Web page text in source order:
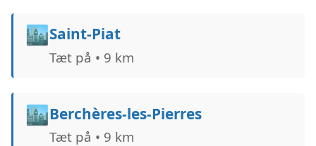
🏙️Saint-Piat
Tæt på • 9 km
🏙️Berchères-les-Pierres
Tæt på • 9 km